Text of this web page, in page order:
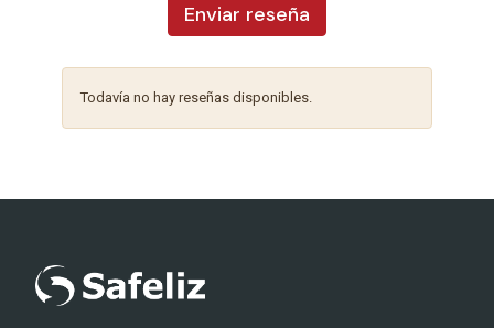
Enviar reseña
Todavía no hay reseñas disponibles.